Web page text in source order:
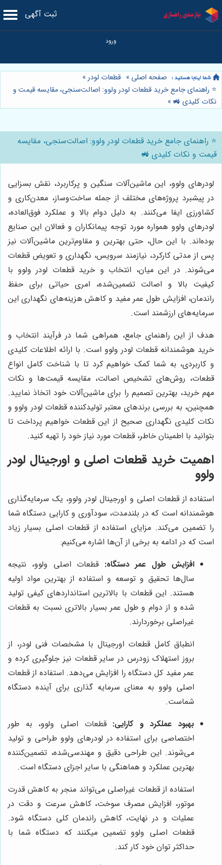
ثبت آگهی
صفحه اصلی » قطعات لودر»
⭐️ راهنمای جامع خرید قطعات لودر ولوو: اصالت‌سنجی، مقایسه قیمت و
نکات کلیدی 🚜 »
⭐️ راهنمای جامع خرید قطعات لودر ولوو: اصالت‌سنجی، مقایسه
قیمت و نکات کلیدی 🚜
لودرهای ولوو، این ماشین‌آلات سنگین و پرکاربرد، نقش بسزایی
در پیشبرد پروژه‌های مختلف از جمله ساخت‌وساز، معدن‌کاری و
کشاورزی ایفا می‌کنند. به دلیل دوام بالا و عملکرد فوق‌العاده،
لودرهای ولوو همواره مورد توجه پیمانکاران و فعالان این صنایع
بوده‌اند. با این حال، حتی بهترین و مقاوم‌ترین ماشین‌آلات نیز
پس از مدتی کارکرد، نیازمند سرویس، نگهداری و تعویض قطعات
می‌شوند. در این میان، انتخاب و خرید قطعات لودر ولوو با
کیفیت بالا و اصالت تضمین‌شده، امری حیاتی برای حفظ
راندمان، افزایش طول عمر مفید و کاهش هزینه‌های نگهداری این
سرمایه‌های ارزشمند است.
هدف از این راهنمای جامع، همراهی شما در فرآیند انتخاب و
خرید هوشمندانه قطعات لودر ولوو است. با ارائه اطلاعات کلیدی
و کاربردی، به شما کمک خواهیم کرد تا با شناخت کامل انواع
قطعات، روش‌های تشخیص اصالت، مقایسه قیمت‌ها و نکات
مهم خرید، بهترین تصمیم را برای ماشین‌آلات خود اتخاذ نمایید.
همچنین، به بررسی برندهای معتبر تولیدکننده قطعات لودر ولوو و
نکات کلیدی نگهداری صحیح از این قطعات خواهیم پرداخت تا
بتوانید با اطمینان خاطر، قطعات مورد نیاز خود را تهیه کنید.
اهمیت خرید قطعات اصلی و اورجینال لودر
ولوو
استفاده از قطعات اصلی و اورجینال لودر ولوو، یک سرمایه‌گذاری
هوشمندانه است که در بلندمدت، سودآوری و کارایی دستگاه شما
را تضمین می‌کند. مزایای استفاده از قطعات اصلی بسیار زیاد
است که در ادامه به برخی از آن‌ها اشاره می‌کنیم:
افزایش طول عمر دستگاه: قطعات اصلی ولوو، نتیجه
سال‌ها تحقیق و توسعه و استفاده از بهترین مواد اولیه
هستند. این قطعات با بالاترین استانداردهای کیفی تولید
شده و از دوام و طول عمر بسیار بالاتری نسبت به قطعات
غیراصلی برخوردارند.
انطباق کامل قطعات اورجینال با مشخصات فنی لودر، از
بروز استهلاک زودرس در سایر قطعات نیز جلوگیری کرده و
عمر مفید کل دستگاه را افزایش می‌دهد. استفاده از قطعات
اصلی ولوو به معنای سرمایه گذاری برای آینده دستگاه
شماست.
بهبود عملکرد و کارایی: قطعات اصلی ولوو، به طور
اختصاصی برای استفاده در لودرهای ولوو طراحی و تولید
می‌شوند. این طراحی دقیق و مهندسی‌شده، تضمین‌کننده
بهترین عملکرد و هماهنگی با سایر اجزای دستگاه است.
استفاده از قطعات غیراصلی می‌تواند منجر به کاهش قدرت
موتور، افزایش مصرف سوخت، کاهش سرعت و دقت در
عملیات و در نهایت، کاهش راندمان کلی دستگاه شود.
قطعات اصلی ولوو تضمین میکنند که دستگاه شما با
حداکثر توان خود کار کند.